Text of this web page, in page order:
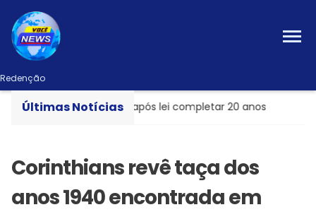
Redenção
Últimas Notícias
foi preso dois dias após lei completar 20 anos
Corinthians revê taça dos
anos 1940 encontrada em